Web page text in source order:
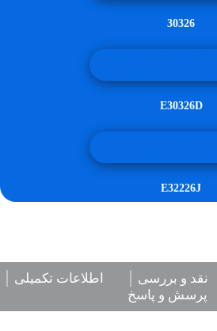
30326
E30326D
E32226J
نقد و بررسی
اطلاعات تکمیلی
پرسش و پاسخ